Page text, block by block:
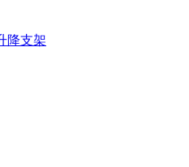
降支架